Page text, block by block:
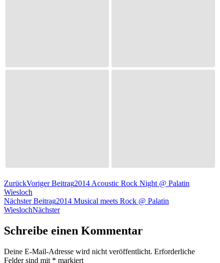
ZurückVoriger Beitrag2014 Acoustic Rock Night @ Palatin
Wiesloch
Nächster Beitrag2014 Musical meets Rock @ Palatin
WieslochNächster
Schreibe einen Kommentar
Deine E-Mail-Adresse wird nicht veröffentlicht. Erforderliche
Felder sind mit * markiert